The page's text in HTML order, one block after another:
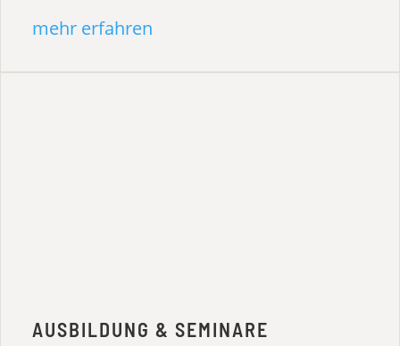
mehr erfahren
AUSBILDUNG & SEMINARE